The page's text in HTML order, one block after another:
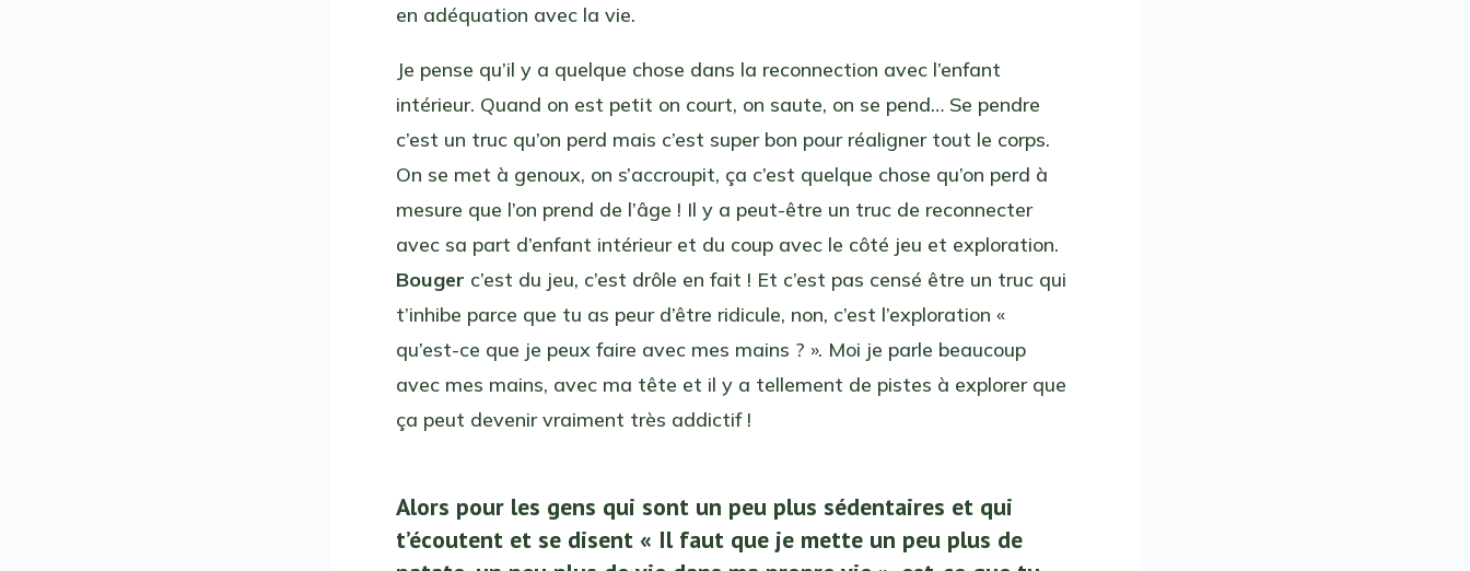
en adéquation avec la vie.
Je pense qu’il y a quelque chose dans la reconnection avec l’enfant
intérieur. Quand on est petit on court, on saute, on se pend… Se pendre
c’est un truc qu’on perd mais c’est super bon pour réaligner tout le corps.
On se met à genoux, on s’accroupit, ça c’est quelque chose qu’on perd à
mesure que l’on prend de l’âge ! Il y a peut-être un truc de reconnecter
avec sa part d’enfant intérieur et du coup avec le côté jeu et exploration.
Bouger c’est du jeu, c’est drôle en fait ! Et c’est pas censé être un truc qui
t’inhibe parce que tu as peur d’être ridicule, non, c’est l’exploration «
qu’est-ce que je peux faire avec mes mains ? ». Moi je parle beaucoup
avec mes mains, avec ma tête et il y a tellement de pistes à explorer que
ça peut devenir vraiment très addictif !
Alors pour les gens qui sont un peu plus sédentaires et qui
t’écoutent et se disent « Il faut que je mette un peu plus de